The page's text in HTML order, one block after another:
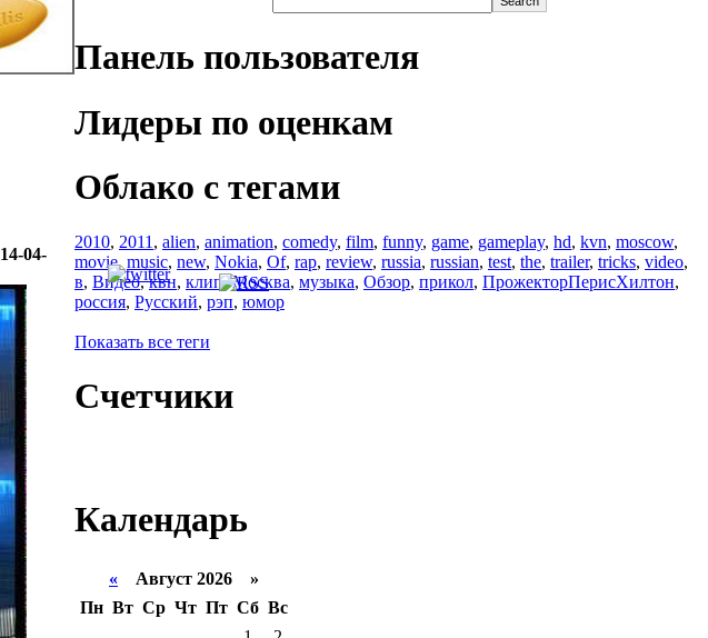
14-04-
Панель пользователя
Лидеры по оценкам
Облако с тегами
2010, 2011 , alien, animation, comedy, film, funny, game, gameplay, hd, kvn, moscow,
movie, music, new, Nokia, Of, rap, review, russia, russian, test, the, trailer, tricks, video,
в, Видео,квн, клип,Москва, музыка, Обзор, прикол, ПрожекторПерисХилтон,
россия, Русский, рэп, юмор
Показать все теги
Счетчики
Календарь
« Август 2026 »
Пн Вт Ср Чт Пт Сб Вс